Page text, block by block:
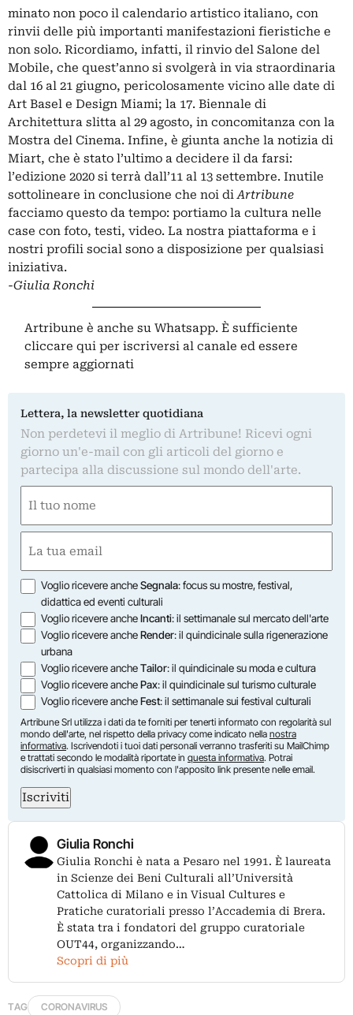
minato non poco il calendario artistico italiano, con
rinvii delle più importanti manifestazioni fieristiche e
non solo. Ricordiamo, infatti, il rinvio del Salone del
Mobile, che quest’anno si svolgerà in via straordinaria
dal 16 al 21 giugno, pericolosamente vicino alle date di
Art Basel e Design Miami; la 17. Biennale di
Architettura slitta al 29 agosto, in concomitanza con la
Mostra del Cinema. Infine, è giunta anche la notizia di
Miart, che è stato l’ultimo a decidere il da farsi:
l’edizione 2020 si terrà dall’11 al 13 settembre. Inutile
sottolineare in conclusione che noi diArtribune
facciamo questo da tempo: portiamo la cultura nelle
case con foto, testi, video. La nostra piattaforma e i
nostri profili social sono a disposizione per qualsiasi
iniziativa.
-Giulia Ronchi
Artribune è anche su Whatsapp. È sufficiente
cliccare qui per iscriversi al canale ed essere
sempre aggiornati
Lettera, la newsletter quotidiana
Non perdetevi il meglio di Artribune! Ricevi ogni
giorno un'e-mail con gli articoli del giorno e
partecipa alla discussione sul mondo dell'arte.
(Required)
First
(Required)
Opzioni
Voglio ricevere ancheSegnala: focus su mostre, festival,
didattica ed eventi culturali
Voglio ricevere ancheIncanti: il settimanale sul mercato dell'arte
Voglio ricevere ancheRender: il quindicinale sulla rigenerazione
urbana
Voglio ricevere ancheTailor: il quindicinale su moda e cultura
Voglio ricevere anchePax: il quindicinale sul turismo culturale
Voglio ricevere ancheFest: il settimanale sui festival culturali
Artribune Srl utilizza i dati da te forniti per tenerti informato con regolarità sul
mondo dell'arte, nel rispetto della privacy come indicato nella nostra
informativa. Iscrivendoti i tuoi dati personali verranno trasferiti su MailChimp
e trattati secondo le modalità riportate in questa informativa. Potrai
disiscriverti in qualsiasi momento con l'apposito link presente nelle email.
Iscriviti
Giulia Ronchi
Giulia Ronchi è nata a Pesaro nel 1991. È laureata
in Scienze dei Beni Culturali all’Università
Cattolica di Milano e in Visual Cultures e
Pratiche curatoriali presso l’Accademia di Brera.
È stata tra i fondatori del gruppo curatoriale
OUT44, organizzando…
Scopri di più
TAG CORONAVIRUS